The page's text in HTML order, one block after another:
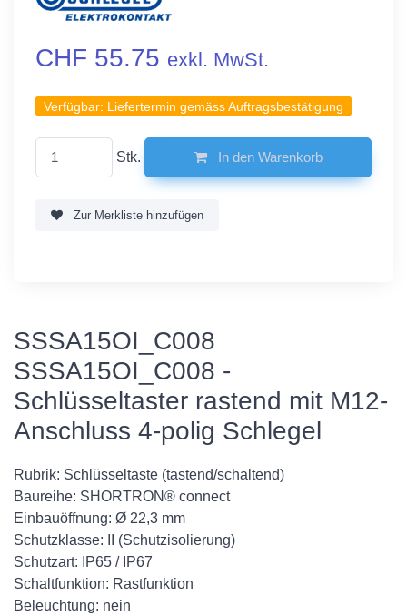
CHF 55.75 exkl. MwSt.
Verfügbar: Liefertermin gemäss Auftragsbestätigung
Stk. In den Warenkorb
Zur Merkliste hinzufügen
SSSA15OI_C008
SSSA15OI_C008 -
Schlüsseltaster rastend mit M12-
Anschluss 4-polig Schlegel
Rubrik: Schlüsseltaste (tastend/schaltend)
Baureihe: SHORTRON® connect
Einbauöffnung: Ø 22,3 mm
Schutzklasse: II (Schutzisolierung)
Schutzart: IP65 / IP67
Schaltfunktion: Rastfunktion
Beleuchtung: nein